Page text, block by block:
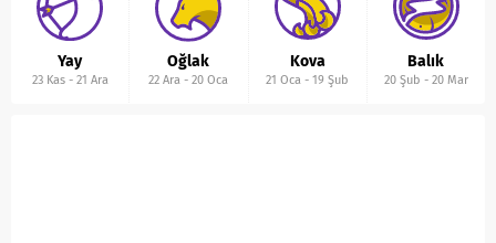
Yay
23 Kas- 21 Ara
Oğlak
22 Ara -20 Oca
Kova
21 Oca -19 Şub
Balık
20 Şub - 20 Mar